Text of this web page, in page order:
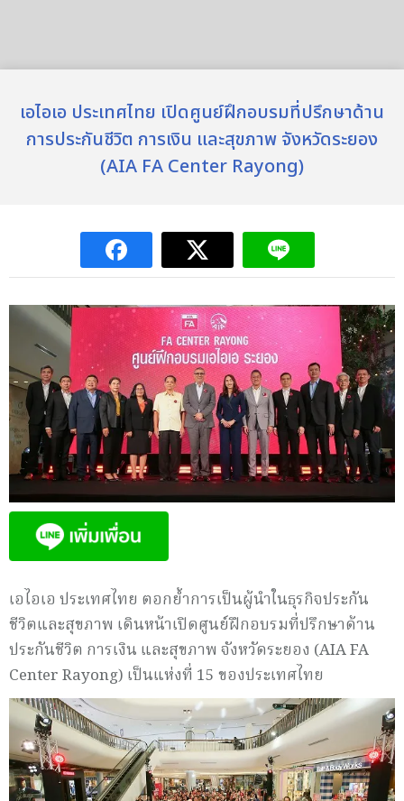
เอไอเอ ประเทศไทย เปิดศูนย์ฝึกอบรมที่ปรึกษาด้าน
การประกันชีวิต การเงิน และสุขภาพ จังหวัดระยอง
(AIA FA Center Rayong)
เอไอเอ ประเทศไทย ตอกย้ำการเป็นผู้นำในธุรกิจประกัน
ชีวิตและสุขภาพ เดินหน้าเปิดศูนย์ฝึกอบรมที่ปรึกษาด้าน
ประกันชีวิต การเงิน และสุขภาพ จังหวัดระยอง (AIA FA
Center Rayong) เป็นแห่งที่ 15 ของประเทศไทย